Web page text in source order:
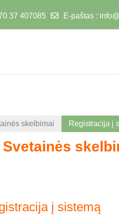
37 407085 E-paštas :
skelbimai Registracija į
Svetainės
į sistemą